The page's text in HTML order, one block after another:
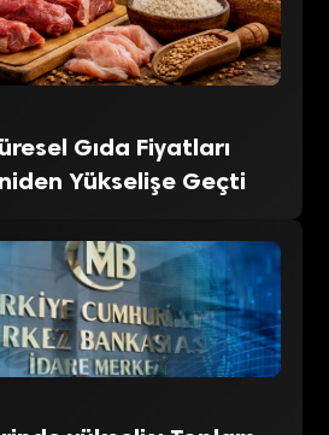
Gıda Fiyatları
Yükselişe Geçti